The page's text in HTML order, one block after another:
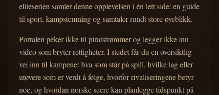
eliteserien samler denne opplevelsen i én lett side: en guide
til sport, kampstemning og samtaler rundt store øyeblikk.
Portalen peker ikke til piratstrømmer og legger ikke inn
video som bryter rettigheter. I stedet får du en oversiktlig
vei inn til kampene: hva som står på spill, hvilke lag eller
utøvere som er verdt å følge, hvorfor rivaliseringene betyr
noe, og hvordan norske seere kan planlegge tidspunkt på